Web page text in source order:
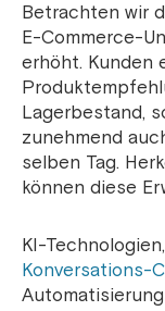
Betrachten wir
E-Commerce-
erhöht. Kunden
Lagerbestand,
zunehmend
selben Tag.
können diese
KI-
Konversations-